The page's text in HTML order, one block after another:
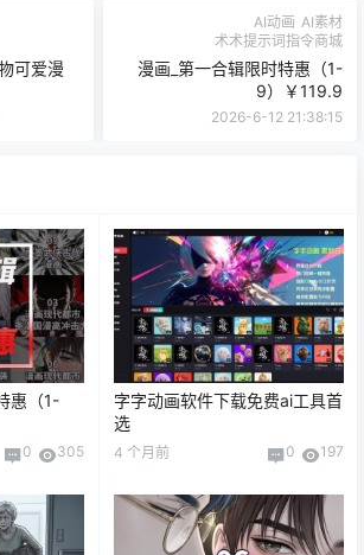
可爱漫
AI动画 AI素材
术术提示词指令商城
漫画_第一合辑限时特惠（1-
9）￥119.9
2026-6-12 21:38:15
惠（1-
0 305
字字动画软件下载免费ai工具首
选
4 个月前 0 197